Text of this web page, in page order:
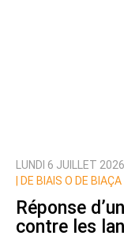
Prévenez-moi
LUNDI 6 JUILLET 2026
DE BIAIS O DE BIAÇA
Réponse
contre les